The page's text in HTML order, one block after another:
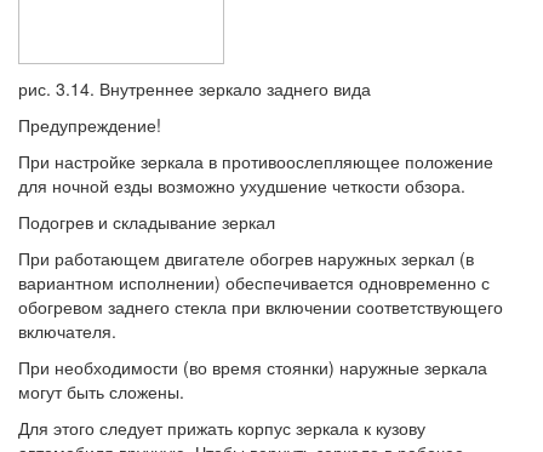
рис. 3.14. Внутреннее зеркало заднего вида
Предупреждение!
При настройке зеркала в противоослепляющее положение
для ночной езды возможно ухудшение четкости обзора.
Подогрев и складывание зеркал
При работающем двигателе обогрев наружных зеркал (в
вариантном исполнении) обеспечивается одновременно с
обогревом заднего стекла при включении соответствующего
включателя.
При необходимости (во время стоянки) наружные зеркала
могут быть сложены.
Для этого следует прижать корпус зеркала к кузову